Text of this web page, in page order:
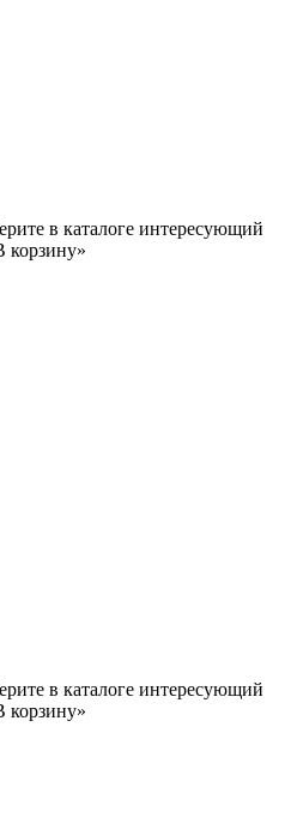
в каталоге интересующий
корзину»
в каталоге интересующий
корзину»